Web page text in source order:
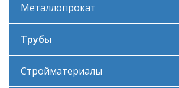
Металлопрокат
Трубы
Стройматериалы